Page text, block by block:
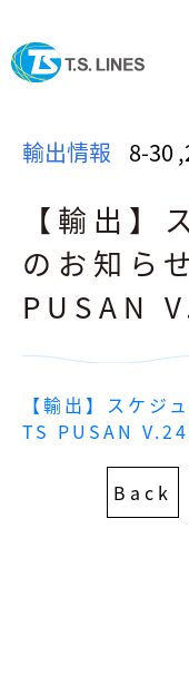
輸出情報
輸入情報
ニュース
採用情報
輸出情報 8-30 ,
【輸出】
のお知ら
PUSAN
【輸出】スケジ
TS PUSAN
Back